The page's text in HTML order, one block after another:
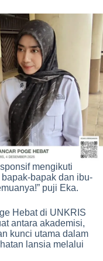
mengikuti
bapak dan ibu-
puji Eka.
Hebat di UNKRIS
antara akademisi,
kunci utama dalam
lansia melalui